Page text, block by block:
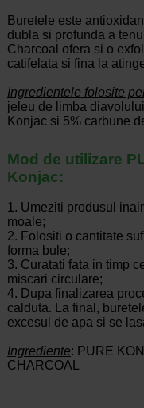
Buretele este
dubla si profunda a
Charcoal ofera si o
catifelata si fina la
Ingredientele folosite
jeleu de limba
Konjac si 5% carbune
Mod de utilizare
Konjac:
1. Umeziti produsul
moale;
2. Folositi o cantitate
forma bule;
3. Curatati fata in timp
miscari circulare;
4. Dupa finalizarea
calduta. La final,
excesul de apa si se
Ingrediente: PURE
CHARCOAL